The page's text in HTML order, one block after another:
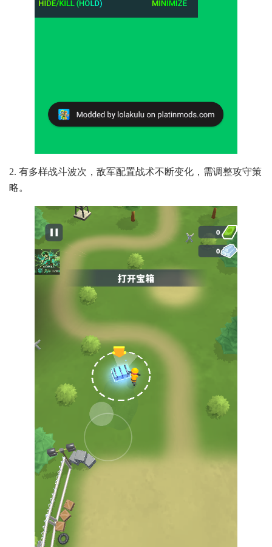
2. 有多样战斗波次，敌军配置战术不断变化，需调整攻守策
略。